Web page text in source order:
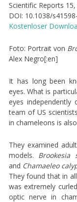
Scientific Reports
DOI: 10.1038/
Kostenloser
Foto: Portrait von
Alex Negro[:en]
It has long been
eyes. What is
eyes
team of US
in chameleons is
They examined
models. Brookesia
and Chamaeleo
They found that in
was extremely
optic nerve in